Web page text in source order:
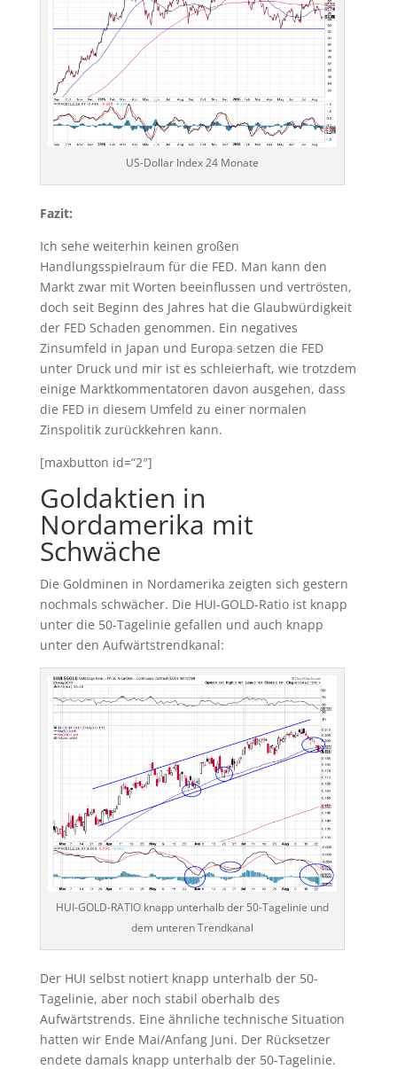
US-Dollar Index 24 Monate
Fazit:
Ich sehe weiterhin keinen großen
Handlungsspielraum für die FED. Man kann den
Markt zwar mit Worten beeinflussen und vertrösten,
doch seit Beginn des Jahres hat die Glaubwürdigkeit
der FED Schaden genommen. Ein negatives
Zinsumfeld in Japan und Europa setzen die FED
unter Druck und mir ist es schleierhaft, wie trotzdem
einige Marktkommentatoren davon ausgehen, dass
die FED in diesem Umfeld zu einer normalen
Zinspolitik zurückkehren kann.
[maxbutton id=“2″]
Goldaktien in
Nordamerika mit
Schwäche
Die Goldminen in Nordamerika zeigten sich gestern
nochmals schwächer. Die HUI-GOLD-Ratio ist knapp
unter die 50-Tagelinie gefallen und auch knapp
unter den Aufwärtstrendkanal:
HUI-GOLD-RATIO knapp unterhalb der 50-Tagelinie und
dem unteren Trendkanal
Der HUI selbst notiert knapp unterhalb der 50-
Tagelinie, aber noch stabil oberhalb des
Aufwärtstrends. Eine ähnliche technische Situation
hatten wir Ende Mai/Anfang Juni. Der Rücksetzer
endete damals knapp unterhalb der 50-Tagelinie.